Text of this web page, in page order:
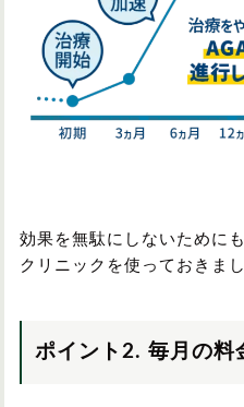
効果を無駄にしないために
クリニックを使っておきまし
ポイント2. 毎月の料